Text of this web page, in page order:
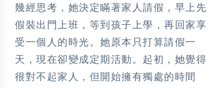
幾經思考，她決定瞞著家人請假，早上先
假裝出門上班，等到孩子上學，再回家享
受一個人的時光。她原本只打算請假一
天，現在卻變成定期活動。起初，她覺得
很對不起家人，但開始擁有獨處的時間